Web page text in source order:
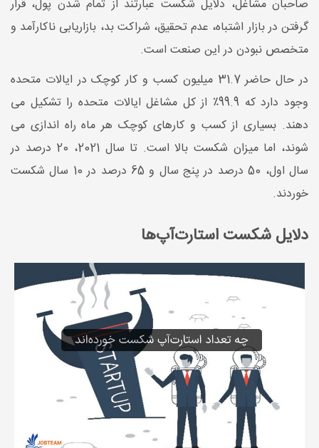
صاحبان مشاغل، دلایل شکست عبارتند از تمام شدن پول، قرار
گرفتن در بازار اشتباه، عدم تحقیق، شراکت بد، بازاریابی ناکارآمد و
متخصص نبودن در این صنعت است.
در حال حاضر 31.7 میلیون کسب و کار کوچک در ایالات متحده
وجود دارد که 99.9٪ از کل مشاغل ایالات متحده را تشکیل می
دهند. بسیاری از کسب و کارهای کوچک هر ماه راه اندازی می
شوند، اما میزان شکست بالا است. تا سال 2021، 20 درصد در
سال اول، 50 درصد در پنج سال و 65 درصد در 10 سال شکست
خوردند.
دلایل شکست استارت‌آپ‌ها